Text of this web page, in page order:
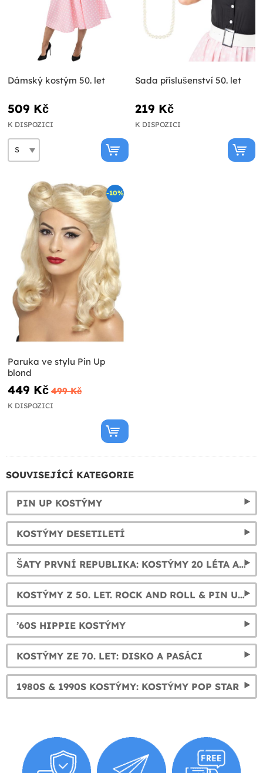
Dámský kostým 50. let
509 Kč
K DISPOZICI
Sada příslušenství 50. let
219 Kč
K DISPOZICI
-10%
Paruka ve stylu Pin Up
blond
449 Kč 499 Kč
K DISPOZICI
SOUVISEJÍCÍ KATEGORIE
PIN UP KOSTÝMY
KOSTÝMY DESETILETÍ
ŠATY PRVNÍ REPUBLIKA: KOSTÝMY 20 LÉTA A CHARLESTON
KOSTÝMY Z 50. LET. ROCK AND ROLL & PIN UP SLUŠIVÉ ŠATY
’60S HIPPIE KOSTÝMY
KOSTÝMY ZE 70. LET: DISKO A PASÁCI
1980S & 1990S KOSTÝMY: KOSTÝMY POP STAR